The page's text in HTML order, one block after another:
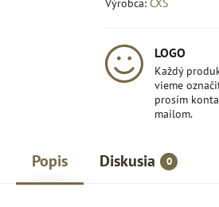
Výrobca: CXS
LOGO
Každý
vieme
prosím
mailom.
Popis Diskusia 0